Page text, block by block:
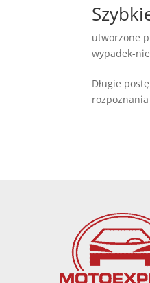
utworzone
wypadek-
Długie
rozpoznania